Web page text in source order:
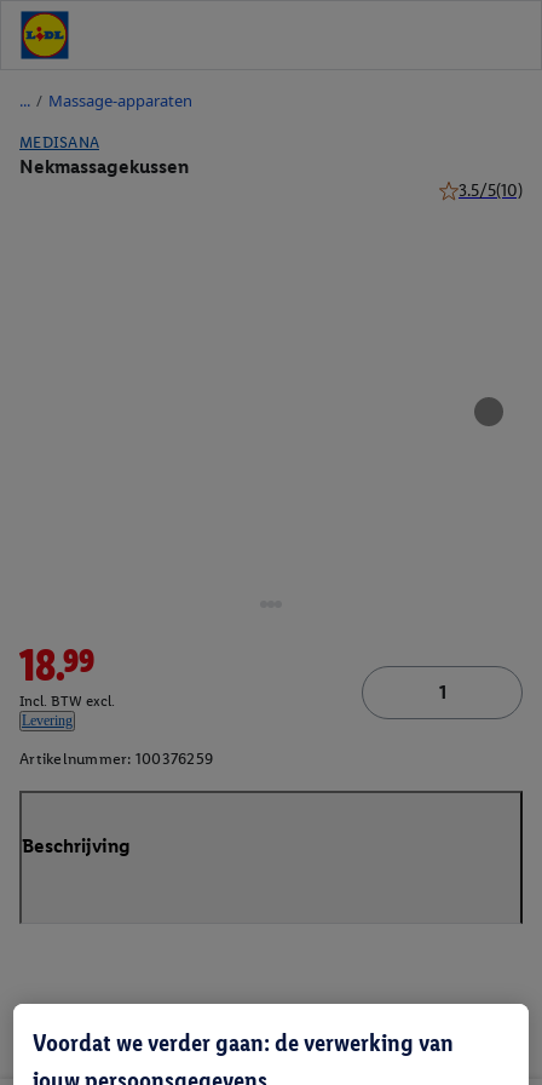
/ Massage-apparaten
MEDISANA
Nekmassagekussen
3.5/5(10)
18.99
Incl. BTW excl.
Levering
Artikelnummer: 100376259
Beschrijving
Voordat we verder gaan: de verwerking van
jouw persoonsgegevens